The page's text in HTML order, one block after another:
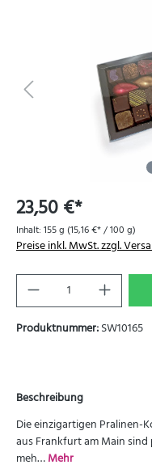
23,50 €*
Inhalt: 155 g (15,16 €* / 100 g)
Preise inkl. MwSt. zzgl.
Produktnummer:SW10165
Beschreibung
Die einzigartigen Pralinen-
aus Frankfurt am Main
meh…Mehr